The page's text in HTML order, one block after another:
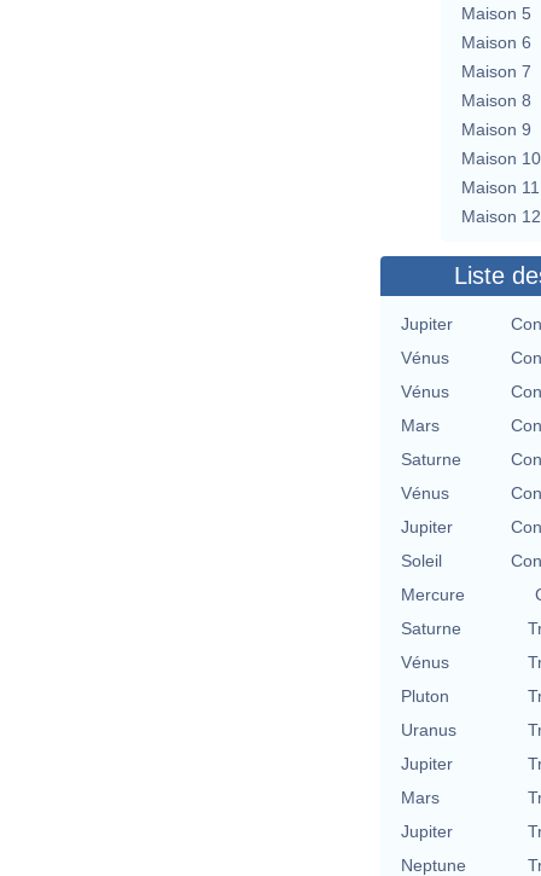
Maison 5
Maison 6
Maison 7
Maison 8
Maison 9
Maison 10
Maison 11
Maison 12
Liste
Jupiter
Vénus
Vénus
Mars
Saturne
Vénus
Jupiter
Soleil
Mercure
Saturne
Vénus
Pluton
Uranus
Jupiter
Mars
Jupiter
Neptune